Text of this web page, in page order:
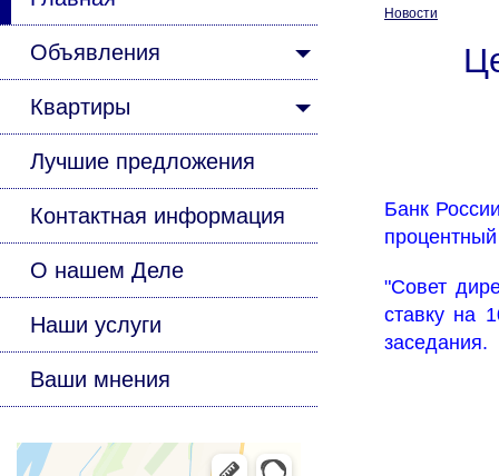
Объявления
Квартиры
Лучшие предложения
Контактная информация
О нашем Деле
Наши услуги
Ваши мнения
Новости
Банк
процентный
"Совет
ставку на
заседания.